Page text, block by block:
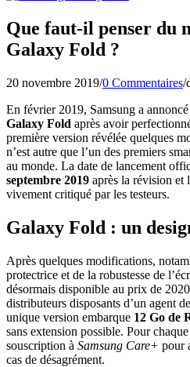
Que faut-il penser du
Galaxy Fold ?
20 novembre 2019/0 Commentaires/
En février 2019, Samsung a
Galaxy Fold après avoir
première version révélée quelques
n’est autre que l’un des premiers
au monde. La date de lancement
septembre 2019 après la révision et
vivement critiqué par les testeurs.
Galaxy Fold : un
Après quelques modifications,
protectrice et de la robustesse de
désormais disponible au prix de
distributeurs disposants d’un agent
unique version embarque 12 Go de
sans extension possible. Pour
souscription à Samsung Care+ pour
cas de désagrément.